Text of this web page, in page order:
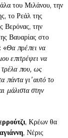
του Μιλάνου, την
το Ρεάλ της
Βερόνας, την
Βαυαρίας στο
«Θα πρέπει να
επιτρέψει να
τρέλα που, ως
γι’ αυτό το
μάλιστα στην
, Κρέων θα
, Νέρις